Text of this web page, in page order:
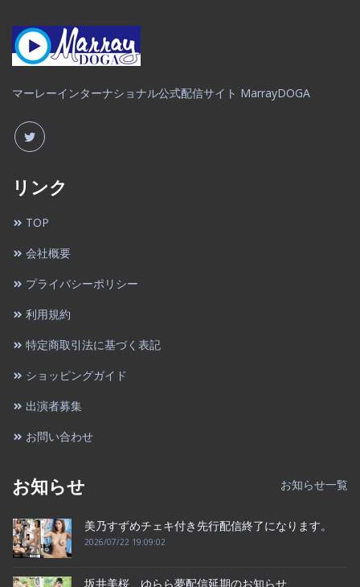
マーレーインターナショナル公式配信サイト MarrayDOGA
リンク
TOP
会社概要
プライバシーポリシー
利用規約
特定商取引法に基づく表記
ショッピングガイド
出演者募集
お問い合わせ
お知らせ お知らせ一覧
美乃すずめチェキ付き先行配信終了になります。
2026/07/22 19:09:02
坂井美桜 ゆらら夢配信延期のお知らせ